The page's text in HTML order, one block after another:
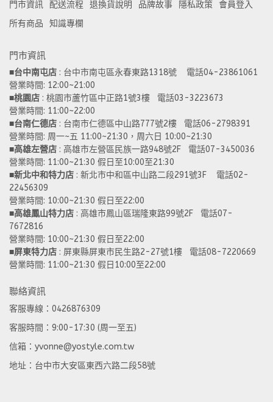
門市資訊 配送流程 退換貨說明 品牌故事 隱私政策
會員登入
所有商品
知識專欄
門市資訊
■台中南屯店 : 台中市南屯區永春東路1318號    電話04-23861061
營業時間: 12:00~21:00
■桃園店 : 桃園市蘆竹區中正路1號3樓   電話03-3223673
營業時間: 11:00~22:00
■台南仁德店 : 台南市仁德區中山路777號2樓   電話06-2798391
營業時間: 周一~五 11:00~21:30，周六日 10:00~21:30
■高雄左營店 : 高雄市左營區民族一路948號2F   電話07-3450036
營業時間: 11:00~21:30 假日至10:00至21:30
■新北中和特力店 : 新北市中和區中山路二段291號3F    電話02-
22456309
營業時間: 10:00~21:30 假日至22:00
■高雄鳳山特力店 : 高雄市鳳山區瑞隆東路99號2F   電話07-
7672816
營業時間: 10:00~21:30 假日至22:00
■屏東特力店 : 屏東縣屏東市民生路2-27號1樓   電話08-7220669
營業時間: 11:00~21:30 假日10:00至22:00
聯絡資訊
客服專線：0426876309
客服時間：9:00-17:30 (周一至五)
信箱：yvonne@yostyle.com.tw
地址：台中市大安區東西六路二段58號